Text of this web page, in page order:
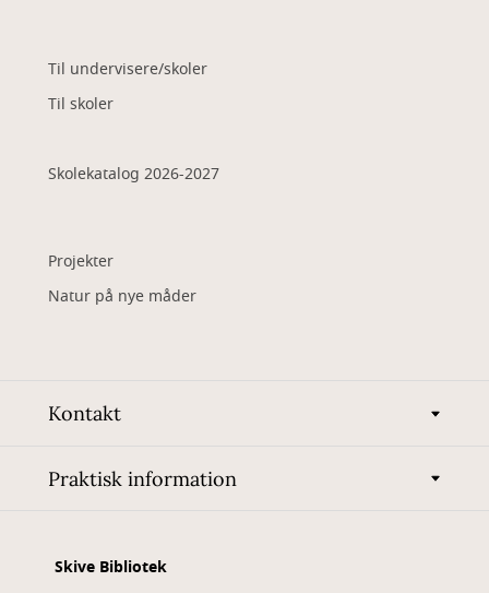
Til undervisere/skoler
Til skoler
Skolekatalog 2026-2027
Projekter
Natur på nye måder
Kontakt
Praktisk information
Skive Bibliotek